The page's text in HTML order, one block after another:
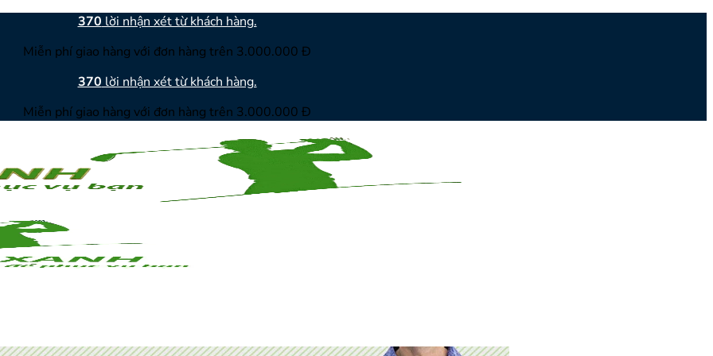
370 lời nhận xét từ khách hàng.
Miễn phí giao hàng với đơn hàng trên 3.000.000 Đ
370 lời nhận xét từ khách hàng.
Miễn phí giao hàng với đơn hàng trên 3.000.000 Đ